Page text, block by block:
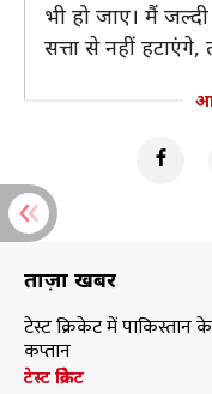
भी हो जाए। मैं
सत्ता से नहीं
ताज़ा खबरें
टेस्ट क्रिकेट में पाकिस्तान
कप्तान
टेस्ट क्रिकेट